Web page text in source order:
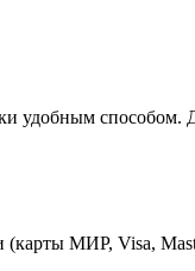
удобным способом.
(карты МИР, Visa,